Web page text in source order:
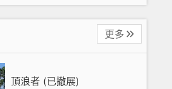
頂浪者 (已撤展)
更多